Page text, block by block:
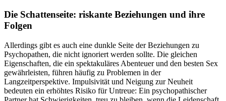
Die Schattenseite: riskante Beziehungen und ihre
Folgen
Allerdings gibt es auch eine dunkle Seite der Beziehungen zu
Psychopathen, die nicht ignoriert werden sollte. Die gleichen
Eigenschaften, die ein spektakuläres Abenteuer und den besten Sex
gewährleisten, führen häufig zu Problemen in der
Langzeitperspektive. Impulsivität und Neigung zur Neuheit
bedeuten ein erhöhtes Risiko für Untreue: Ein psychopathischer